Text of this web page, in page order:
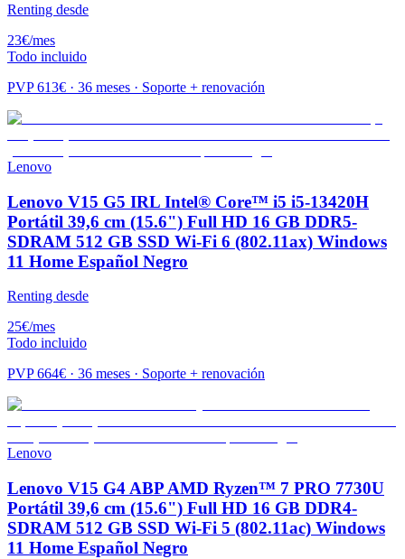
Renting desde
23€/mes
Todo incluido
PVP613€ · 36 meses · Soporte + renovación
Lenovo
Lenovo V15 G5 IRL Intel® Core™ i5 i5-13420H
Portátil 39,6 cm (15.6") Full HD 16 GB DDR5-
SDRAM 512 GB SSD Wi-Fi 6 (802.11ax) Windows
11 Home Español Negro
Renting desde
25€/mes
Todo incluido
PVP664€ · 36 meses · Soporte + renovación
Lenovo
Lenovo V15 G4 ABP AMD Ryzen™ 7 PRO 7730U
Portátil 39,6 cm (15.6") Full HD 16 GB DDR4-
SDRAM 512 GB SSD Wi-Fi 5 (802.11ac) Windows
11 Home Español Negro